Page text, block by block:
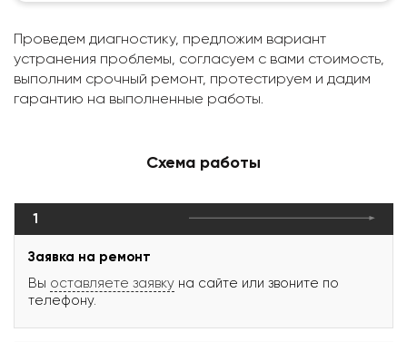
Проведем диагностику, предложим вариант
устранения проблемы, согласуем с вами стоимость,
выполним срочный ремонт, протестируем и дадим
гарантию на выполненные работы.
Схема работы
1
Заявка на ремонт
Вы оставляете заявку на сайте или звоните по
телефону.